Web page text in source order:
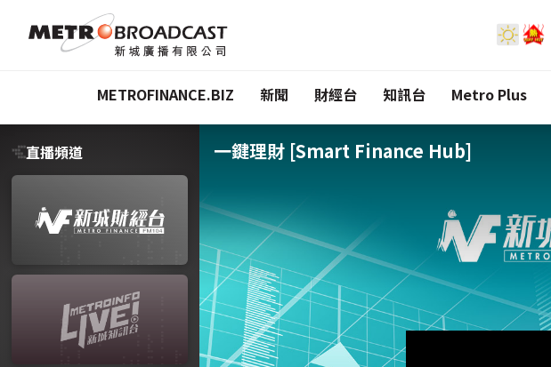
METROFINANCE.BIZ 新聞 財經台 知訊台 Metro Plus
直播頻道 一鍵理財 [Smart Finance Hub]